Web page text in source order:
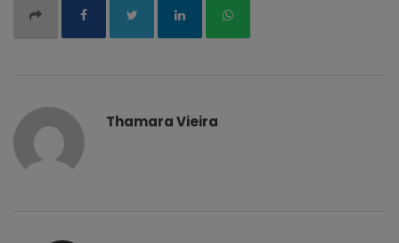
Thamara Vieira